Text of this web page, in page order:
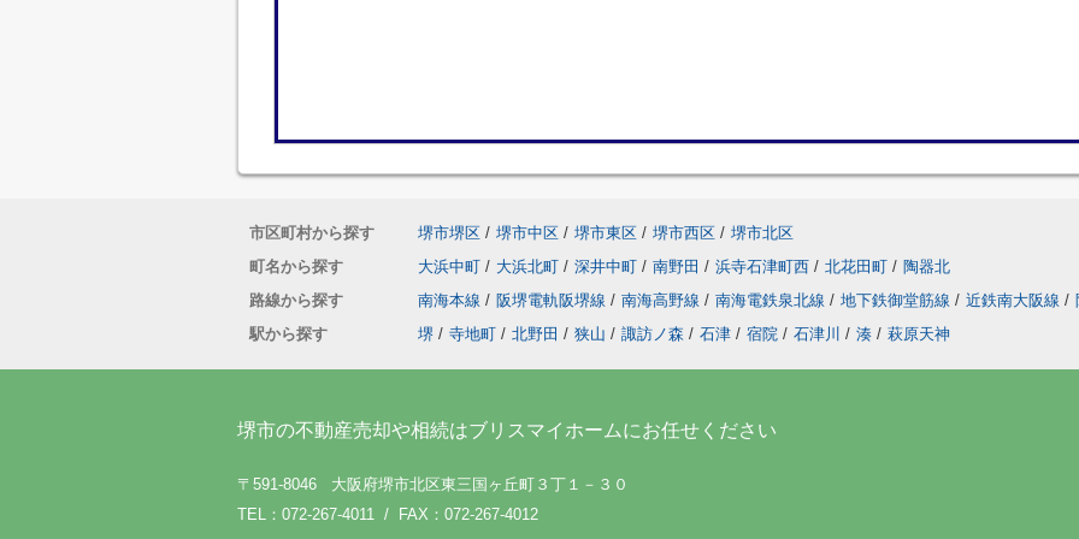
市区町村から探す 堺市堺区 / 堺市中区 / 堺市東区 / 堺市西区 / 堺市北区
町名から探す
大浜中町 / 大浜北町 / 深井中町 / 南野田 / 浜寺石津町西 / 北花田町 / 陶器北
路線から探す
南海本線 / 阪堺電軌阪堺線 / 南海高野線 / 南海電鉄泉北線 / 地下鉄御堂筋線 / 近鉄南大阪線 /
駅から探す
堺 / 寺地町 / 北野田 / 狭山 / 諏訪ノ森 / 石津 / 宿院 / 石津川 / 湊 / 萩原天神
堺市の不動産売却や相続はブリスマイホームにお任せください
〒591-8046 大阪府堺市北区東三国ヶ丘町３丁１－３０
TEL：072-267-4011 / FAX：072-267-4012